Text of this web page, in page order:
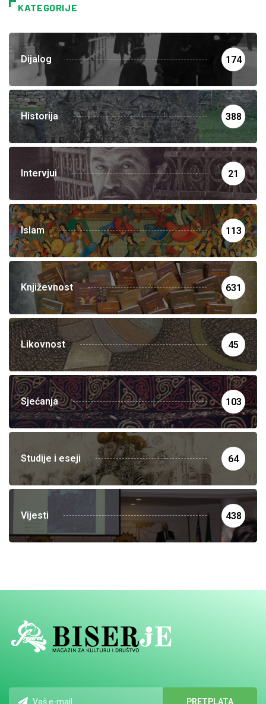
KATEGORIJE
Dijalog 174
Historija 388
Intervjui 21
Islam 113
Književnost 631
Likovnost 45
Sjećanja 103
Studije i eseji 64
Vijesti 438